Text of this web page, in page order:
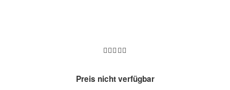
Preis nicht verfügbar